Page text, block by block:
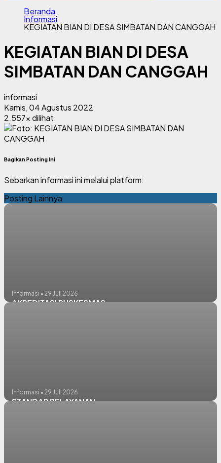
Beranda
Informasi
KEGIATAN BIAN DI DESA SIMBATAN DAN CANGGAH
KEGIATAN BIAN DI DESA
SIMBATAN DAN CANGGAH
informasi
Kamis, 04 Agustus 2022
2.557x dilihat
Bagikan Posting Ini
Sebarkan informasi ini melalui platform:
Posting Lainnya
Informasi • 29 Juli 2026
AKREDITASI PUSKESMAS
Informasi • 29 Juli 2026
STANDAR PELAYANAN